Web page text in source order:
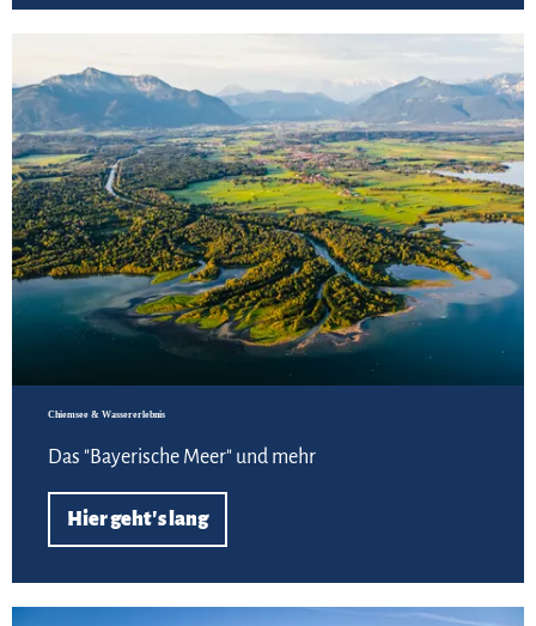
Chiemsee & Wassererlebnis
Das "Bayerische Meer" und mehr
Hier geht's lang